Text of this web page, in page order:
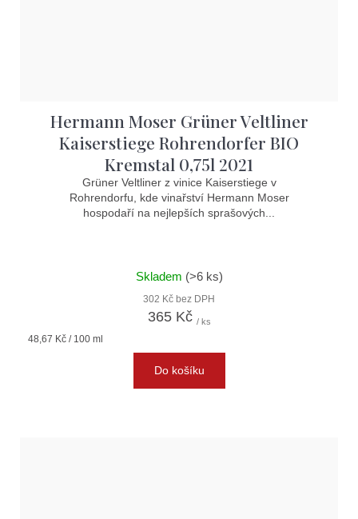
Hermann Moser Grüner Veltliner
Kaiserstiege Rohrendorfer BIO
Kremstal 0,75l 2021
Grüner Veltliner z vinice Kaiserstiege v
Rohrendorfu, kde vinařství Hermann Moser
hospodaří na nejlepších sprašových...
Skladem (>6 ks)
302 Kč bez DPH
365 Kč / ks
Měrná
48,67 Kč / 100 ml
Do košíku